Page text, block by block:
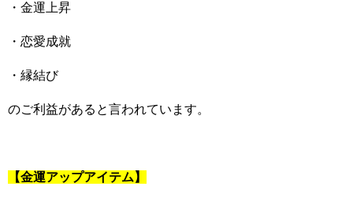
・金運上昇
・恋愛成就
・縁結び
のご利益があると言われています。
【金運アップアイテム】